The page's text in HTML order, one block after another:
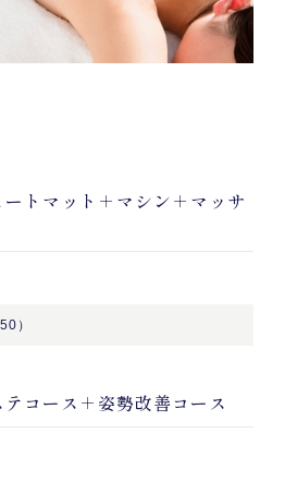
トマット＋マシン＋マッサ
）
コース＋姿勢改善コース